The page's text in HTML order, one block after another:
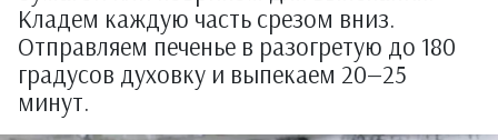
Кладем каждую часть срезом вниз.
Отправляем печенье в разогретую до 180
градусов духовку и выпекаем 20—25
минут.